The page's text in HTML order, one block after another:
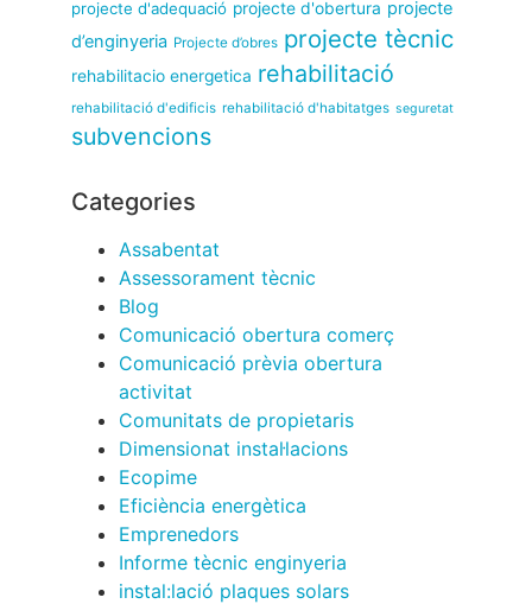
projecte d'adequació projecte d'obertura projecte
d’enginyeria Projecte d’obres projecte tècnic
rehabilitacio energetica rehabilitació
rehabilitació d'edificis rehabilitació d'habitatges seguretat
subvencions
Categories
Assabentat
Assessorament tècnic
Blog
Comunicació obertura comerç
Comunicació prèvia obertura
activitat
Comunitats de propietaris
Dimensionat instal·lacions
Ecopime
Eficiència energètica
Emprenedors
Informe tècnic enginyeria
instal:lació plaques solars